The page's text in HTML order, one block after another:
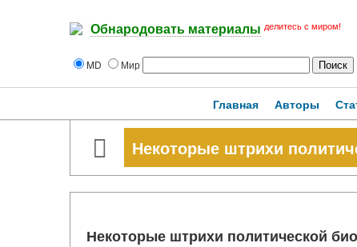
Обнародовать материалы делитесь с миром!
MD Мир
Главная Авторы
Некоторые штрихи
Некоторые штрихи политической